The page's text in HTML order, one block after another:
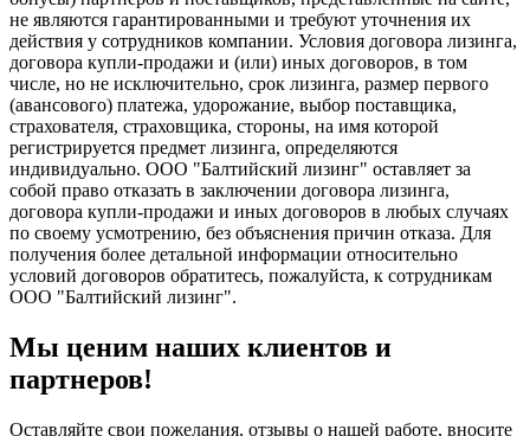
не являются гарантированными и требуют уточнения их
действия у сотрудников компании. Условия договора лизинга,
договора купли-продажи и (или) иных договоров, в том
числе, но не исключительно, срок лизинга, размер первого
(авансового) платежа, удорожание, выбор поставщика,
страхователя, страховщика, стороны, на имя которой
регистрируется предмет лизинга, определяются
индивидуально. ООО "Балтийский лизинг" оставляет за
собой право отказать в заключении договора лизинга,
договора купли-продажи и иных договоров в любых случаях
по своему усмотрению, без объяснения причин отказа. Для
получения более детальной информации относительно
условий договоров обратитесь, пожалуйста, к сотрудникам
ООО "Балтийский лизинг".
Мы ценим наших клиентов и
партнеров!
Оставляйте свои пожелания, отзывы о нашей работе, вносите